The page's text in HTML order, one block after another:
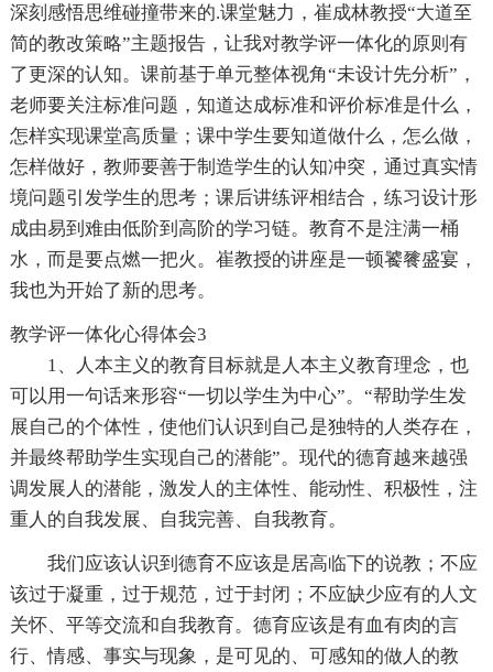
深刻感悟思维碰撞带来的.课堂魅力，崔成林教授“大道至
简的教改策略”主题报告，让我对教学评一体化的原则有
了更深的认知。课前基于单元整体视角“未设计先分析”，
老师要关注标准问题，知道达成标准和评价标准是什么，
怎样实现课堂高质量；课中学生要知道做什么，怎么做，
怎样做好，教师要善于制造学生的认知冲突，通过真实情
境问题引发学生的思考；课后讲练评相结合，练习设计形
成由易到难由低阶到高阶的学习链。教育不是注满一桶
水，而是要点燃一把火。崔教授的讲座是一顿饕餮盛宴，
我也为开始了新的思考。
教学评一体化心得体会3
1、人本主义的教育目标就是人本主义教育理念，也
可以用一句话来形容“一切以学生为中心”。“帮助学生发
展自己的个体性，使他们认识到自己是独特的人类存在，
并最终帮助学生实现自己的潜能”。现代的德育越来越强
调发展人的潜能，激发人的主体性、能动性、积极性，注
重人的自我发展、自我完善、自我教育。
我们应该认识到德育不应该是居高临下的说教；不应
该过于凝重，过于规范，过于封闭；不应缺少应有的人文
关怀、平等交流和自我教育。德育应该是有血有肉的言
行、情感、事实与现象，是可见的、可感知的做人的教